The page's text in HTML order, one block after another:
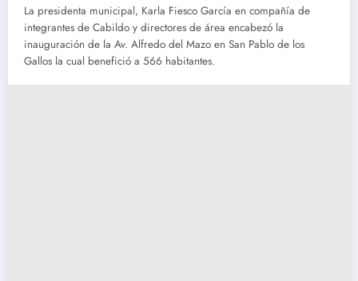
La presidenta municipal, Karla Fiesco García en compañía de
integrantes de Cabildo y directores de área encabezó la
inauguración de la Av. Alfredo del Mazo en San Pablo de los
Gallos la cual benefició a 566 habitantes.